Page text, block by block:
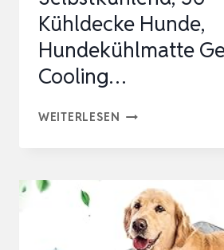
Kühldecke Hunde,
Hundekühlmatte
Cooling…
WEITERLESEN JONRRYIN
SELBSTKÜHLEND,
50